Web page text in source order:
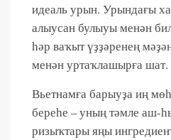
идеаль урын. Урындағы
алыусан булыуы менән
һәр ваҡыт үҙҙәренең
менән уртаҡлашырға шат.
Вьетнамға барыуҙа иң
береһе – уның тәмле аш-
ризыҡтары яңы